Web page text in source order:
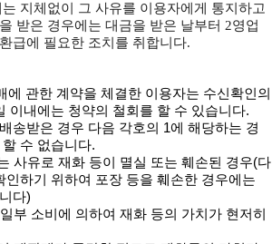
지체없이 그 사유를 이용자에게 통지하고
받은 경우에는 대금을 받은 날부터 2영업
급에 필요한 조치를 취합니다.
에 관한 계약을 체결한 이용자는 수신확인의
이내에는 청약의 철회를 할 수 있습니다.
송받은 경우 다음 각호의 1에 해당하는 경
수 없습니다.
사유로 재화 등이 멸실 또는 훼손된 경우(다
인하기 위하여 포장 등을 훼손한 경우에는
다)
부 소비에 의하여 재화 등의 가치가 현저히